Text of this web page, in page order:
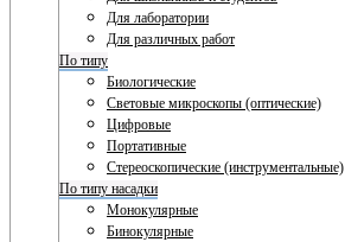
Для лаборатории
Для различных работ
По типу
Биологические
Световые микроскопы (оптические)
Цифровые
Портативные
Стереоскопические (инструментальные)
По типу насадки
Монокулярные
Бинокулярные